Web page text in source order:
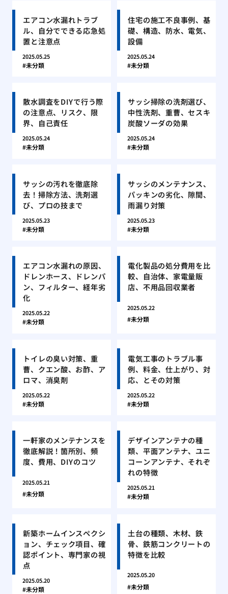
エアコン水漏れトラブ
ル、自分でできる応急処
置と注意点
2025.05.25
未分類
住宅の施工不良事例、基
礎、構造、防水、電気、
設備
2025.05.24
未分類
散水調査をDIYで行う際
の注意点、リスク、限
界、自己責任
2025.05.24
未分類
サッシ掃除の洗剤選び、
中性洗剤、重曹、セスキ
炭酸ソーダの効果
2025.05.24
未分類
サッシの汚れを徹底除
去！掃除方法、洗剤選
び、プロの技まで
2025.05.23
未分類
サッシのメンテナンス、
パッキンの劣化、隙間、
雨漏り対策
2025.05.23
未分類
エアコン水漏れの原因、
ドレンホース、ドレンパ
ン、フィルター、経年劣
化
2025.05.22
未分類
電化製品の処分費用を比
較、自治体、家電量販
店、不用品回収業者
2025.05.22
未分類
トイレの臭い対策、重
曹、クエン酸、お酢、ア
ロマ、消臭剤
2025.05.22
未分類
電気工事のトラブル事
例、料金、仕上がり、対
応、とその対策
2025.05.22
未分類
一軒家のメンテナンスを
徹底解説！箇所別、頻
度、費用、DIYのコツ
2025.05.21
未分類
デザインアンテナの種
類、平面アンテナ、ユニ
コーンアンテナ、それぞ
れの特徴
2025.05.21
未分類
新築ホームインスペクシ
ョン、チェック項目、確
認ポイント、専門家の視
点
2025.05.20
未分類
土台の種類、木材、鉄
骨、鉄筋コンクリートの
特徴を比較
2025.05.20
未分類